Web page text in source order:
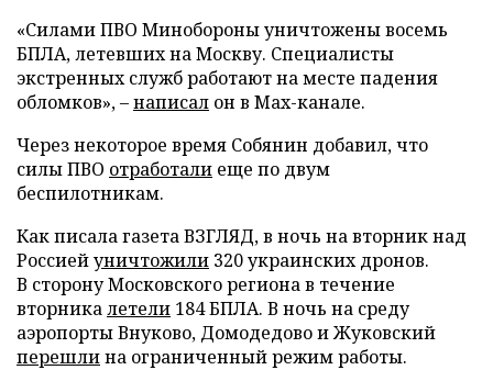
«Силами ПВО Минобороны уничтожены восемь
БПЛА, летевших на Москву. Специалисты
экстренных служб работают на месте падения
обломков», –написал он в Max-канале.
Через некоторое время Собянин добавил, что
силы ПВО отработали еще по двум
беспилотникам.
Как писала газета ВЗГЛЯД, в ночь на вторник над
Россиейуничтожили 320 украинских дронов.
В сторону Московского региона в течение
вторникалетели 184 БПЛА. В ночь на среду
аэропорты Внуково, Домодедово и Жуковский
перешлина ограниченный режим работы.